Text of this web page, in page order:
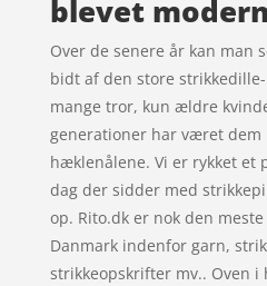
blevet
Over de senere år kan man
bidt af den store
mange tror, kun ældre
generationer har været dem
hæklenålene. Vi er rykket et
dag der sidder med
op. Rito.dk er nok den
Danmark indenfor garn,
strikkeopskrifter mv.. Oven i